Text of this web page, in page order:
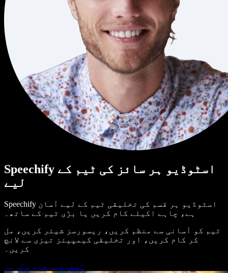
Speechify اسٹوڈیو ہر سائز کی ٹیم کے
لیے
Speechify اسٹوڈیو ہر قسم کی تخلیقی ٹیم کے لیے آسان
ہے، چاہے اکیلے کام کریں یا بڑی ٹیم کے ساتھ۔
ٹیم کو آسانی سے منظم کریں، ریسورسز شیئر کریں، مل
کر کام کریں، اور تخلیقی کیمپینز تیزی سے لانچ
کریں۔
اسٹوڈیو شروع کریں